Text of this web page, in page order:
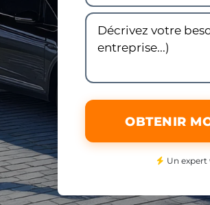
OBTENIR
Un expert